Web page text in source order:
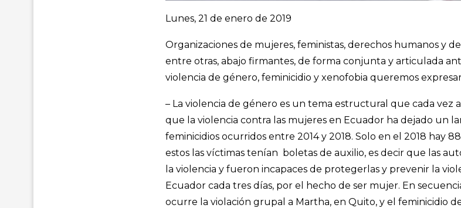
Lunes, 21 de enero de 2019
Organizaciones de mujeres, feministas, derechos humanos y
entre otras, abajo firmantes, de forma conjunta y articulada
violencia de género, feminicidio y xenofobia queremos
– La violencia de género es un tema estructural que cada vez
que la violencia contra las mujeres en Ecuador ha dejado un
feminicidios ocurridos entre 2014 y 2018. Solo en el 2018 hay
estos las víctimas tenían boletas de auxilio, es decir que las
la violencia y fueron incapaces de protegerlas y prevenir la
Ecuador cada tres días, por el hecho de ser mujer. En
ocurre la violación grupal a Martha, en Quito, y el feminicidio